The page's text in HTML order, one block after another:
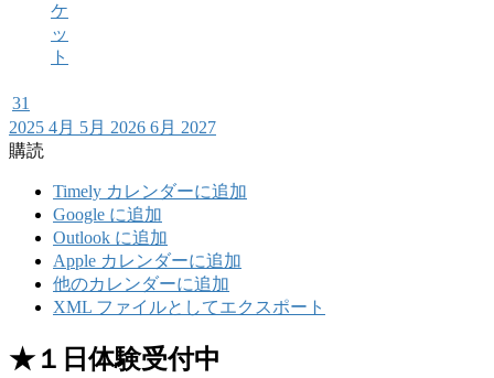
ケ
ッ
ト
31
2025 4月 5月 2026 6月 2027
購読
Timely カレンダーに追加
Google に追加
Outlook に追加
Apple カレンダーに追加
他のカレンダーに追加
XML ファイルとしてエクスポート
★１日体験受付中